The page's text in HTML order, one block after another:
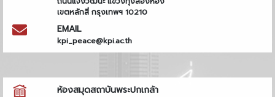
เขตหลักสี่ กรุงเทพฯ 10210
EMAIL
kpi_peace@kpi.ac.th
ห้องสมุดสถาบันพระปกเกล้า